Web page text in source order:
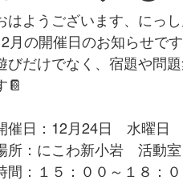
はようございます、にっ
月の開催日のお知らせです
びだけでなく、宿題や問
📔
催日：12月24日　水曜日
所：にこわ新小岩　活動室
間：１５：００～１８：０